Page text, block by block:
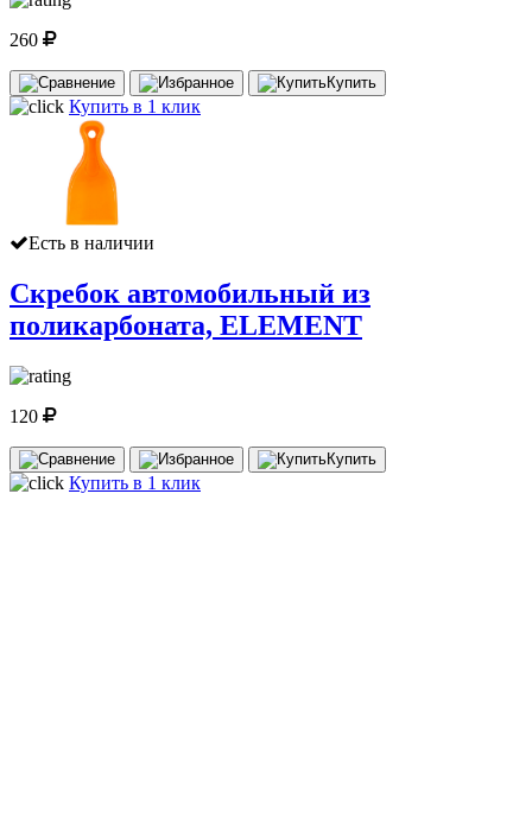
260
Купить
Купить в 1 клик
Есть в наличии
Скребок автомобильный из
поликарбоната, ELEMENT
120
Купить
Купить в 1 клик